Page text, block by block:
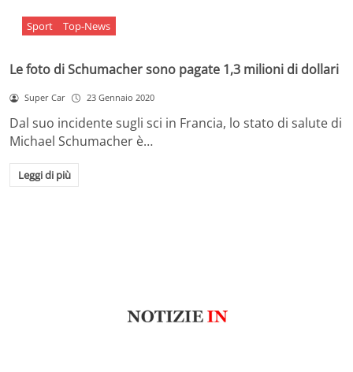
Sport Top-News
Le foto di Schumacher sono pagate 1,3 milioni di dollari
Super Car 23 Gennaio 2020
Dal suo incidente sugli sci in Francia, lo stato di salute di
Michael Schumacher è…
Leggi di più